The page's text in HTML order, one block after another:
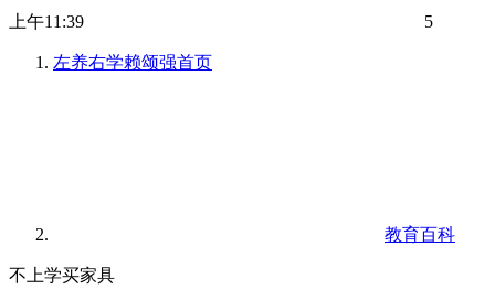
上午11:39 5
左养右学赖颂强首页
教育百科
不上学买家具